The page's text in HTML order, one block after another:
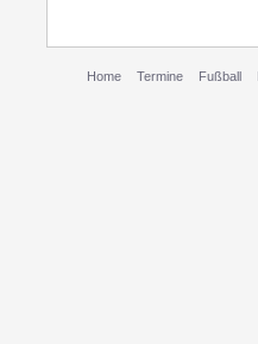
Home Termine Fußball